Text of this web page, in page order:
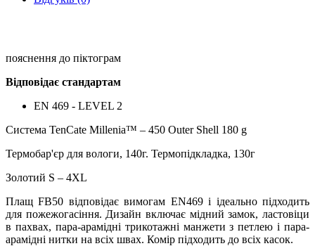
пояснення до піктограм
Відповідає стандартам
EN 469 - LEVEL 2
Система TenCate Millenia™ – 450 Outer Shell 180 g
Термобар'єр для вологи, 140г. Термопідкладка, 130г
Золотий S – 4XL
Плащ FB50 відповідає вимогам EN469 і ідеально підходить
для пожежогасіння. Дизайн включає мідний замок, ластовіци
в пахвах, пара-арамідні трикотажні манжети з петлею і пара-
арамідні нитки на всіх швах. Комір підходить до всіх касок.